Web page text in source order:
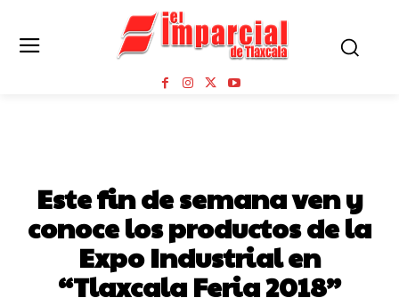
Este fin de semana ven y
conoce los productos de la
Expo Industrial en
“Tlaxcala Feria 2018”